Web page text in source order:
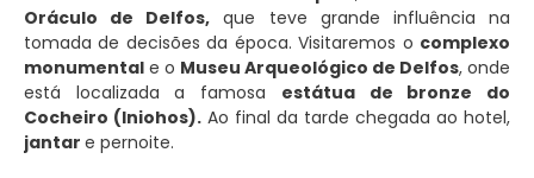
Oráculo de Delfos, que teve grande influência na
tomada de decisões da época. Visitaremos o complexo
monumental e o Museu Arqueológico de Delfos, onde
está localizada a famosa estátua de bronze do
Cocheiro (Iniohos). Ao final da tarde chegada ao hotel,
jantar e pernoite.